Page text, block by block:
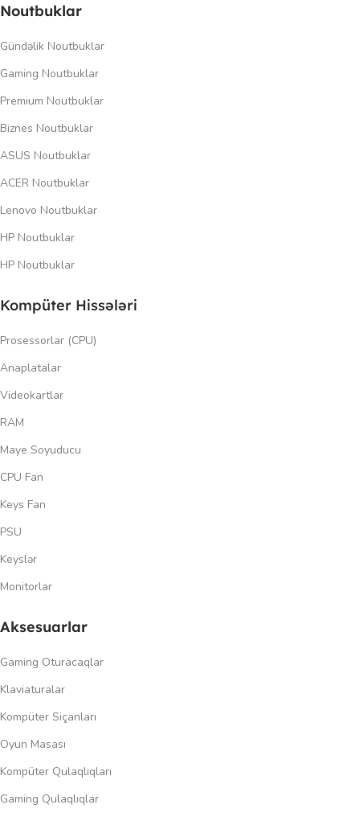
Noutbuklar
Gündəlik Noutbuklar
Gaming Noutbuklar
Premium Noutbuklar
Biznes Noutbuklar
ASUS Noutbuklar
ACER Noutbuklar
Lenovo Noutbuklar
HP Noutbuklar
HP Noutbuklar
Kompüter Hissələri
Prosessorlar (CPU)
Anaplatalar
Videokartlar
RAM
Maye Soyuducu
CPU Fan
Keys Fan
PSU
Keyslər
Monitorlar
Aksesuarlar
Gaming Oturacaqlar
Klaviaturalar
Kompüter Siçanları
Oyun Masası
Kompüter Qulaqlıqları
Gaming Qulaqlıqlar